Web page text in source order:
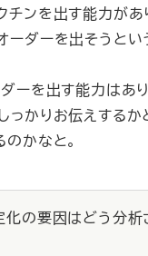
チンを出す能力があ
ーダーを出そうとい
ーを出す能力はあ
っかりお伝えするか
かなと。
化の要因はどう分